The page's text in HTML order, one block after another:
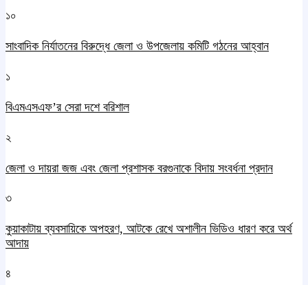
১০
সাংবাদিক নির্যাতনের বিরুদ্ধে জেলা ও উপজেলায় কমিটি গঠনের আহ্বান
১
বিএমএসএফ’র সেরা দশে বরিশাল
২
জেলা ও দায়রা জজ এবং জেলা প্রশাসক বরগুনাকে বিদায় সংবর্ধনা প্রদান
৩
কুয়াকাটায় ব্যবসায়িকে অপহরণ, আটকে রেখে অশালীন ভিডিও ধারণ করে অর্থ
আদায়
৪